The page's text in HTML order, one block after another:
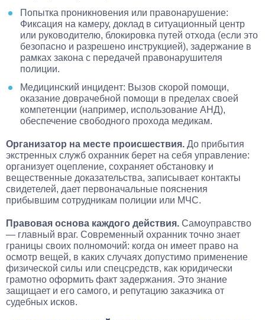
Попытка проникновения или правонарушение:
Фиксация на камеру, доклад в ситуационный центр
или руководителю, блокировка путей отхода (если это
безопасно и разрешено инструкцией), задержание в
рамках закона с передачей правонарушителя
полиции.
Медицинский инцидент: Вызов скорой помощи,
оказание доврачебной помощи в пределах своей
компетенции (например, использование АНД),
обеспечение свободного прохода медикам.
Организатор на месте происшествия. До прибытия
экстренных служб охранник берет на себя управление:
организует оцепление, сохраняет обстановку и
вещественные доказательства, записывает контакты
свидетелей, дает первоначальные пояснения
прибывшим сотрудникам полиции или МЧС.
Правовая основа каждого действия. Самоуправство
— главный враг. Современный охранник точно знает
границы своих полномочий: когда он имеет право на
осмотр вещей, в каких случаях допустимо применение
физической силы или спецсредств, как юридически
грамотно оформить факт задержания. Это знание
защищает и его самого, и репутацию заказчика от
судебных исков.